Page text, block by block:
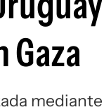
Gaza